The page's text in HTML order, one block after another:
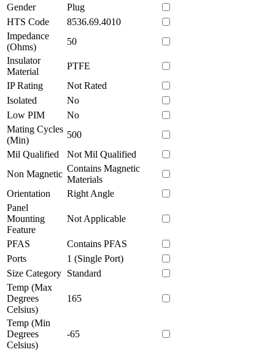
Gender
Plug
HTS Code
8536.69.4010
Impedance
(Ohms)
50
Insulator
Material
PTFE
IP Rating
Not Rated
Isolated
No
Low PIM
No
Mating Cycles
(Min)
500
Mil Qualified
Not Mil Qualified
Non Magnetic
Contains Magnetic
Materials
Orientation
Right Angle
Panel
Mounting
Feature
Not Applicable
PFAS
Contains PFAS
Ports
1 (Single Port)
Size Category Standard
Temp (Max
Degrees
Celsius)
165
Temp (Min
Degrees
Celsius)
-65